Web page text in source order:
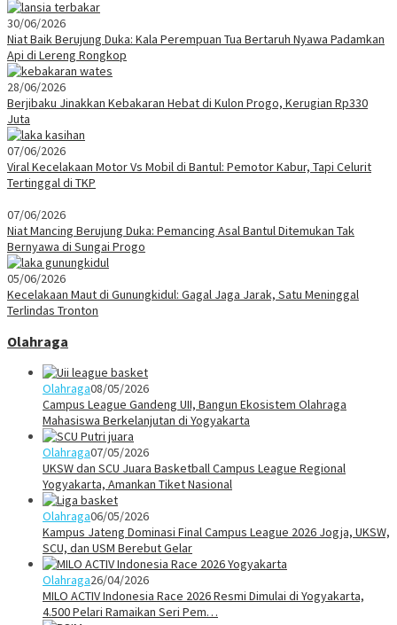
30/06/2026
Niat Baik Berujung Duka: Kala Perempuan Tua Bertaruh Nyawa Padamkan
Api di Lereng Rongkop
28/06/2026
Berjibaku Jinakkan Kebakaran Hebat di Kulon Progo, Kerugian Rp330
Juta
07/06/2026
Viral Kecelakaan Motor Vs Mobil di Bantul: Pemotor Kabur, Tapi Celurit
Tertinggal di TKP
07/06/2026
Niat Mancing Berujung Duka: Pemancing Asal Bantul Ditemukan Tak
Bernyawa di Sungai Progo
05/06/2026
Kecelakaan Maut di Gunungkidul: Gagal Jaga Jarak, Satu Meninggal
Terlindas Tronton
Olahraga
Olahraga08/05/2026
Campus League Gandeng UII, Bangun Ekosistem Olahraga
Mahasiswa Berkelanjutan di Yogyakarta
Olahraga07/05/2026
UKSW dan SCU Juara Basketball Campus League Regional
Yogyakarta, Amankan Tiket Nasional
Olahraga06/05/2026
Kampus Jateng Dominasi Final Campus League 2026 Jogja, UKSW,
SCU, dan USM Berebut Gelar
Olahraga26/04/2026
MILO ACTIV Indonesia Race 2026 Resmi Dimulai di Yogyakarta,
4.500 Pelari Ramaikan Seri Pem…